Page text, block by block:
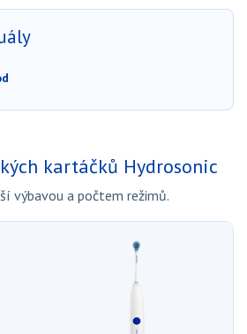
kartáčků Hydrosonic
výbavou a počtem režimů.